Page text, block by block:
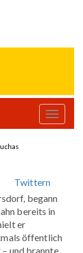
Toggle
Twittern
begann
bereits in
er
öffentlich
und brannte